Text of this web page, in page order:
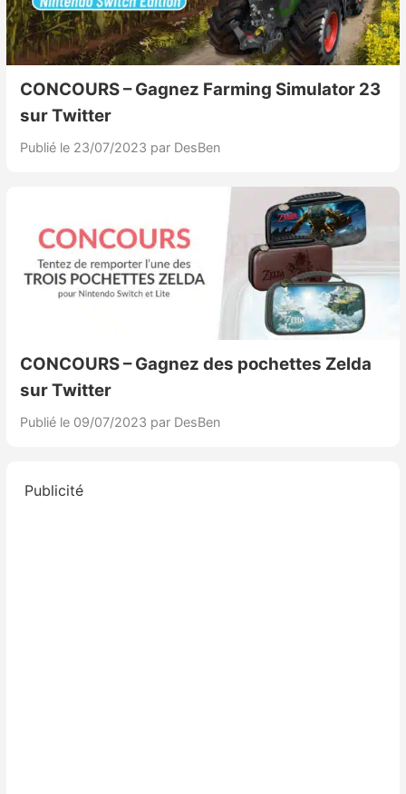
CONCOURS – Gagnez Farming Simulator 23
sur Twitter
Publié le 23/07/2023 par DesBen
CONCOURS – Gagnez des pochettes Zelda
sur Twitter
Publié le 09/07/2023 par DesBen
Publicité